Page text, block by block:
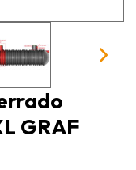
GRAF